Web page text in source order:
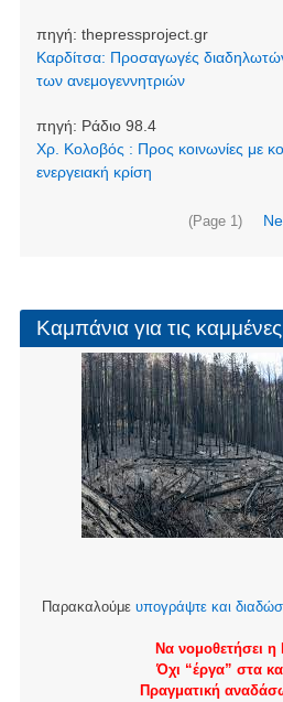
πηγή: thepressproject.gr
Καρδίτσα: Προσαγωγές
των ανεμογεννητριών
πηγή: Ράδιο 98.4
Χρ. Κολοβός : Προς κοινωνίες με
ενεργειακή κρίση
(Page 1)
Καμπάνια για τις
Παρακαλούμε υπογράψτε και
Να νομοθετήσει η
Όχι “έργα” στα
Πραγματική